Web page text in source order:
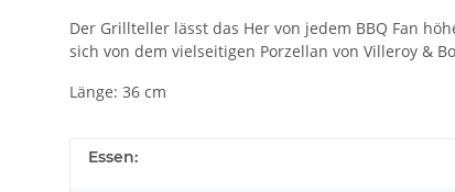
Der Grillteller lässt das Her von jedem BBQ Fan
sich von dem vielseitigen Porzellan von Villeroy &
Länge: 36 cm
Essen: